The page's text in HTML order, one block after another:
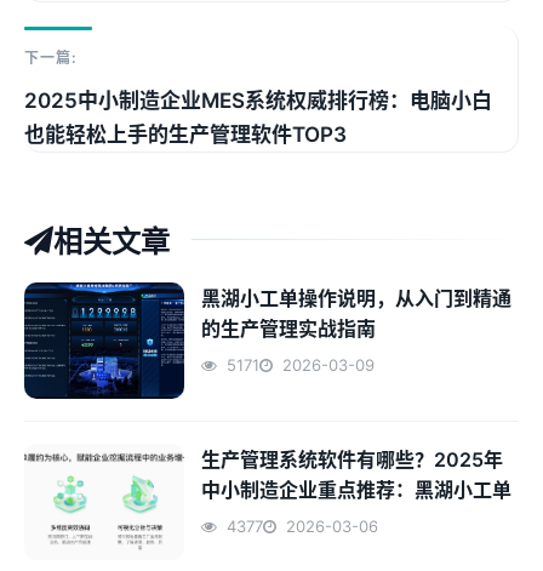
下一篇:
2025中小制造企业MES系统权威排行榜：电脑小白
也能轻松上手的生产管理软件TOP3
相关文章
黑湖小工单操作说明，从入门到精通
的生产管理实战指南
5171 2026-03-09
生产管理系统软件有哪些？2025年
中小制造企业重点推荐：黑湖小工单
4377 2026-03-06